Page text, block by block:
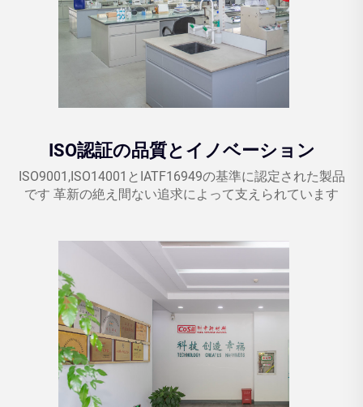
ISO認証の品質とイノベーション
ISO9001,ISO14001とIATF16949の基準に認定された製品
です 革新の絶え間ない追求によって支えられています